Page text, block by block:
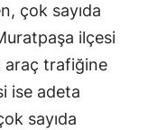
çok sayıda
ilçesi
araç trafiğine
ise adeta
sayıda